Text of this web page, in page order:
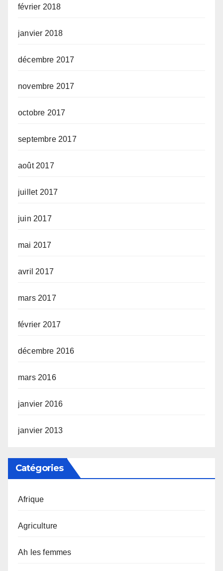
février 2018
janvier 2018
décembre 2017
novembre 2017
octobre 2017
septembre 2017
août 2017
juillet 2017
juin 2017
mai 2017
avril 2017
mars 2017
février 2017
décembre 2016
mars 2016
janvier 2016
janvier 2013
Catégories
Afrique
Agriculture
Ah les femmes